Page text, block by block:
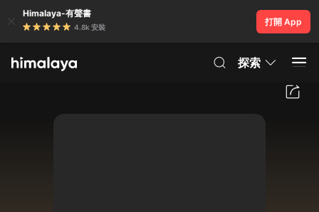
Himalaya-有聲書
4.8k 安裝
打開 App
探索